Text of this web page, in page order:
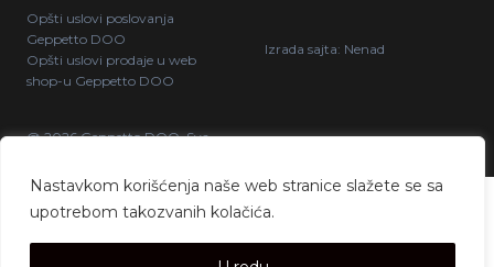
Nastavkom korišćenja naše web stranice slažete se sa
upotrebom takozvanih kolačića.
Opšti uslovi poslovanja
Geppetto DOO
Opšti uslovi prodaje u web
shop-u Geppetto DOO
Izrada sajta: Nenad
@ 2026 Geppetto DOO. Sva